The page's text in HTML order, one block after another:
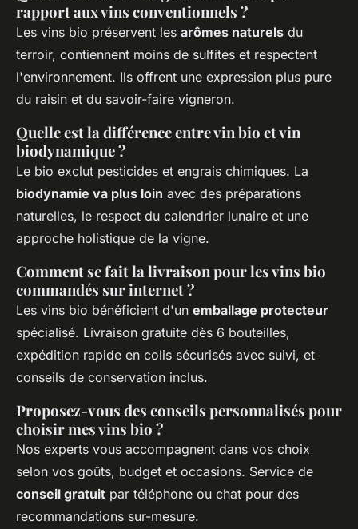
rapport aux vins conventionnels ?
Les vins bio préservent les arômes naturels du
terroir, contiennent moins de sulfites et respectent
l'environnement. Ils offrent une expression plus pure
du raisin et du savoir-faire vigneron.
Quelle est la différence entre vin bio et vin
biodynamique ?
Le bio exclut pesticides et engrais chimiques. La
biodynamie va plus loin avec des préparations
naturelles, le respect du calendrier lunaire et une
approche holistique de la vigne.
Comment se fait la livraison pour les vins bio
commandés sur internet ?
Les vins bio bénéficient d'un emballage protecteur
spécialisé. Livraison gratuite dès 6 bouteilles,
expédition rapide en colis sécurisés avec suivi, et
conseils de conservation inclus.
Proposez-vous des conseils personnalisés pour
choisir mes vins bio ?
Nos experts vous accompagnent dans vos choix
selon vos goûts, budget et occasions. Service de
conseil gratuit par téléphone ou chat pour des
recommandations sur-mesure.